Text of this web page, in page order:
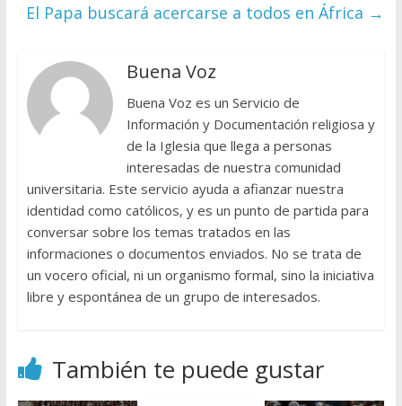
El Papa buscará acercarse a todos en África →
Buena Voz
Buena Voz es un Servicio de
Información y Documentación religiosa y
de la Iglesia que llega a personas
interesadas de nuestra comunidad
universitaria. Este servicio ayuda a afianzar nuestra
identidad como católicos, y es un punto de partida para
conversar sobre los temas tratados en las
informaciones o documentos enviados. No se trata de
un vocero oficial, ni un organismo formal, sino la iniciativa
libre y espontánea de un grupo de interesados.
También te puede gustar